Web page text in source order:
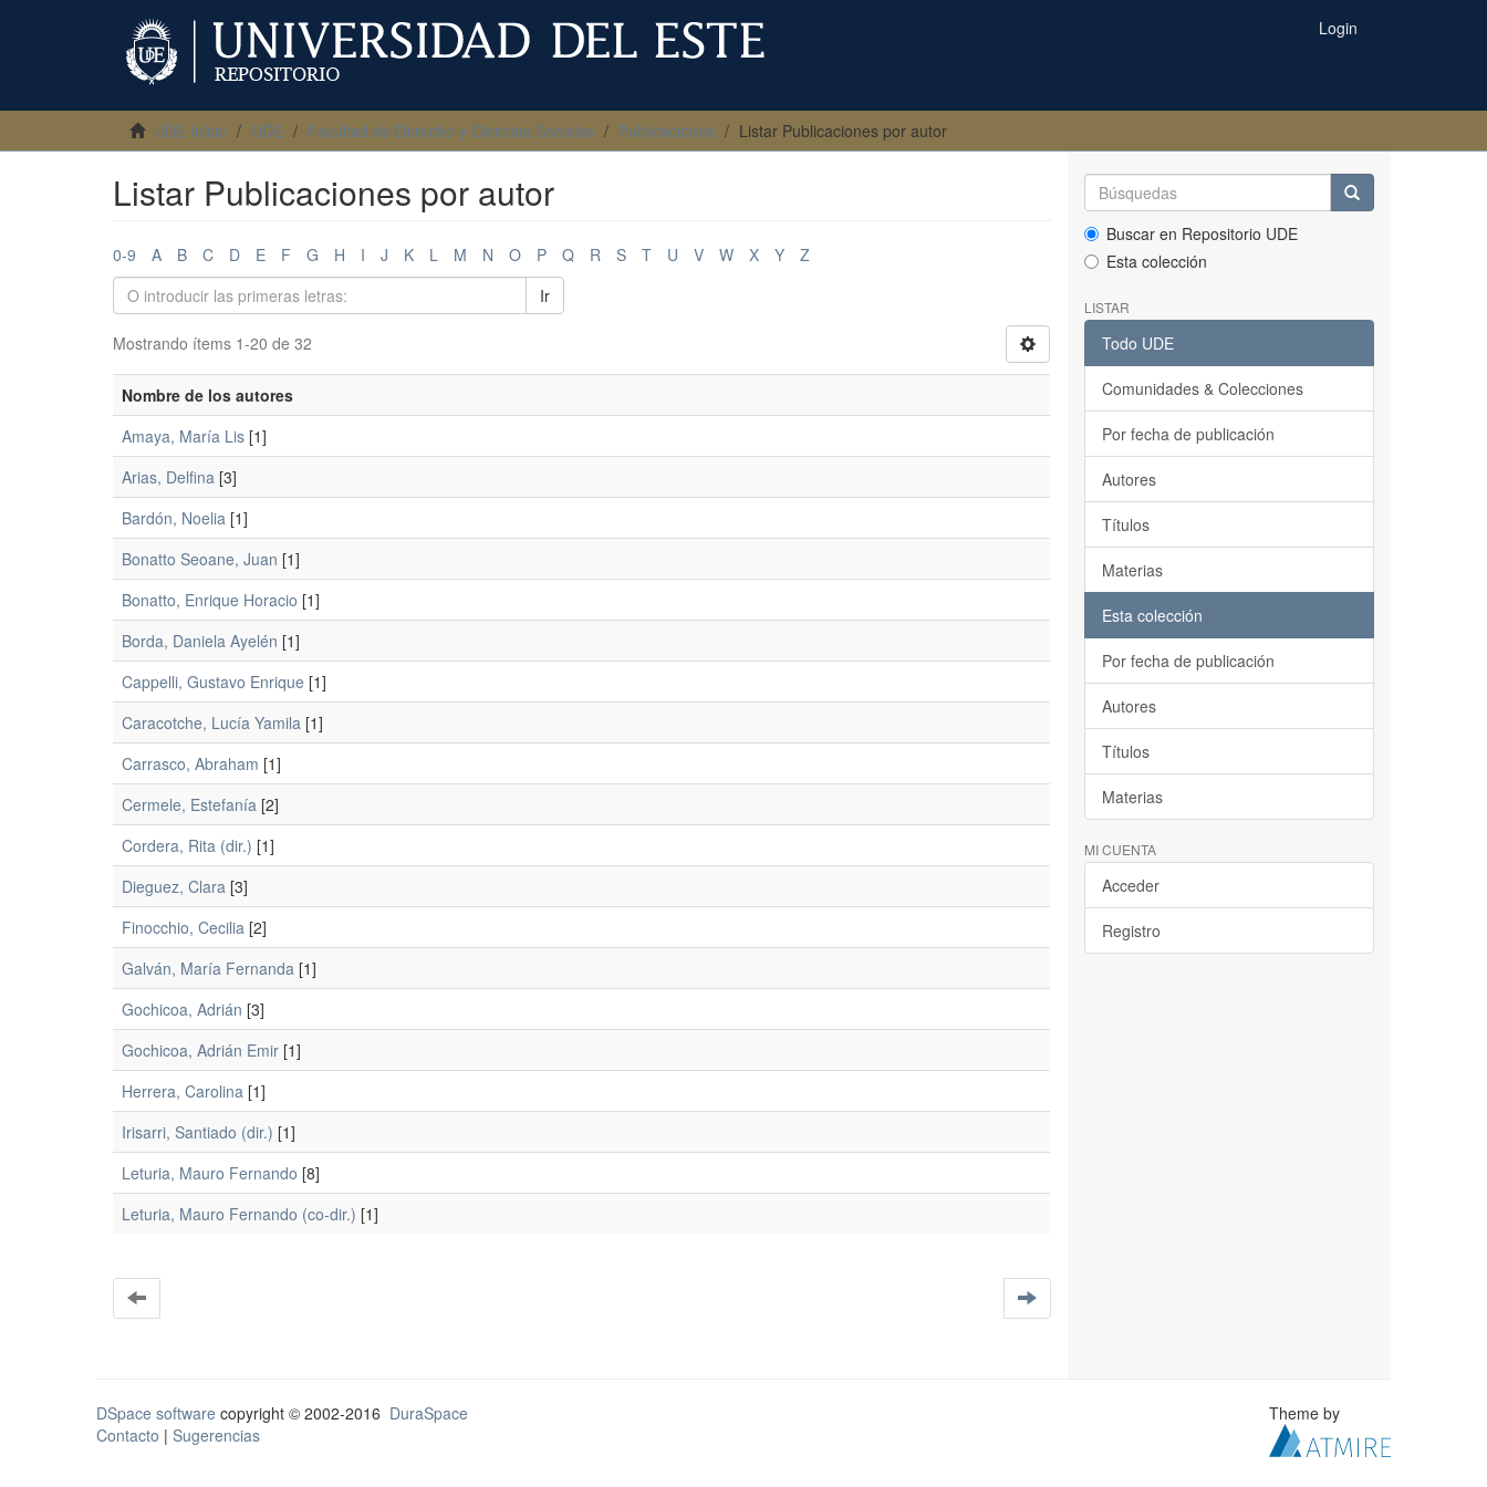
Login
UDE Inicio UDE Facultad de Derecho y Ciencias Sociales Publicaciones Listar Publicaciones por autor
Listar Publicaciones por autor
0-9 A B C D E F G H I J K L M N O P Q R S T U V W X Y
Z
Ir
Mostrando ítems 1-20 de 32
Nombre de los autores
Amaya, María Lis [1]
Arias, Delfina [3]
Bardón, Noelia [1]
Bonatto Seoane, Juan [1]
Bonatto, Enrique Horacio [1]
Borda, Daniela Ayelén [1]
Cappelli, Gustavo Enrique [1]
Caracotche, Lucía Yamila [1]
Carrasco, Abraham [1]
Cermele, Estefanía [2]
Cordera, Rita (dir.) [1]
Dieguez, Clara [3]
Finocchio, Cecilia [2]
Galván, María Fernanda [1]
Gochicoa, Adrián [3]
Gochicoa, Adrián Emir [1]
Herrera, Carolina [1]
Irisarri, Santiado (dir.) [1]
Leturia, Mauro Fernando [8]
Leturia, Mauro Fernando (co-dir.) [1]
Buscar en Repositorio UDE
Esta colección
LISTAR
Todo UDE
Comunidades & Colecciones
Por fecha de publicación
Autores
Títulos
Materias
Esta colección
Por fecha de publicación
Autores
Títulos
Materias
MI CUENTA
Acceder
Registro
DSpace software copyright © 2002-2016 DuraSpace
Contacto | Sugerencias
Theme by